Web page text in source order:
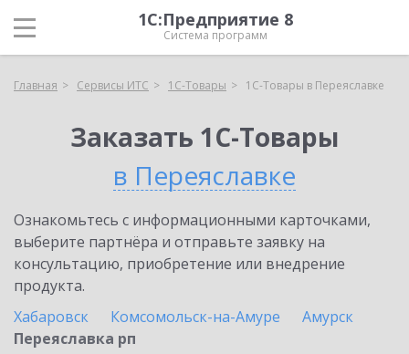
1С:Предприятие 8
Система программ
Главная Сервисы ИТС 1С-Товары 1С-Товары в Переяславке
Заказать 1С-Товары
в Переяславке
Ознакомьтесь с информационными карточками,
выберите партнёра и отправьте заявку на
консультацию, приобретение или внедрение
продукта.
Хабаровск
Комсомольск-на-Амуре
Амурск
Переяславка рп